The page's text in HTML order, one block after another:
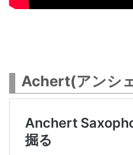
Achert(アンシ